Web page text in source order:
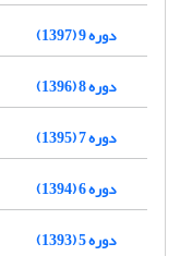
دوره 9 (1397)
دوره 8 (1396)
دوره 7 (1395)
دوره 6 (1394)
دوره 5 (1393)